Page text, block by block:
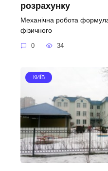
розрахунку
Механічна робота
фізичного
0 34
КИЇВ